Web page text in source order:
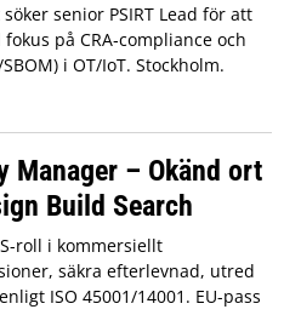
senior PSIRT Lead för att
på CRA‑compliance och
i OT/IoT. Stockholm.
Manager – Okänd ort
Build Search
roll i kommersiellt
säkra efterlevnad, utred
ISO 45001/14001. EU-pass